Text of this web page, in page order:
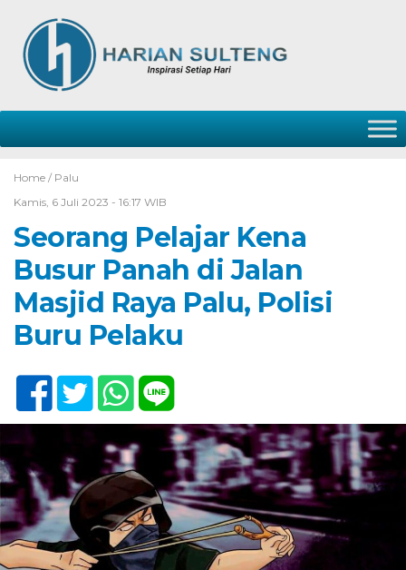
Home / Palu
Kamis, 6 Juli 2023 - 16:17 WIB
Seorang Pelajar Kena
Busur Panah di Jalan
Masjid Raya Palu, Polisi
Buru Pelaku